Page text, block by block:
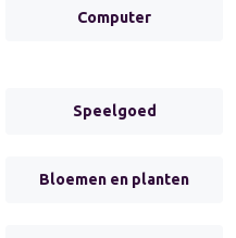
Computer
Speelgoed
Bloemen en planten